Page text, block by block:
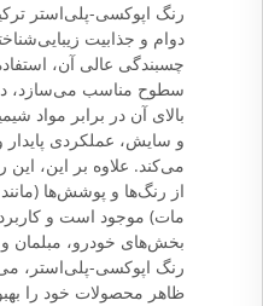
رنگ اپوکسی-پلی‌استر
دوام و جذابیت
چسبندگی عالی آن،
سطوح مناسب می‌سازد،
و سایش، عملکردی پایدار
می‌کند. علاوه بر این،
از رنگ‌ها و پوشش‌ها
مات) موجود است و
بخش‌های خودرو، مبلمان و
رنگ اپوکسی-پلی‌استر،
ظاهر محصولات خود را